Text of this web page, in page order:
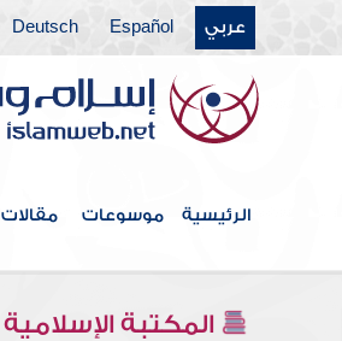
عربي Español
Deutsch
الرئيسية موسوعات مقالات
المكتبة الإسلامية
باب إحياء الموات
باب الجعالة
باب اللقطة
كتاب الوقف